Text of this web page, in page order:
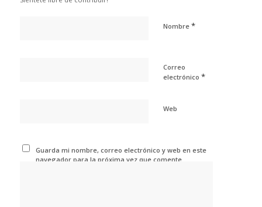
Nombre *
Correo
electrónico *
Web
Guarda mi nombre, correo electrónico y web en este
navegador para la próxima vez que comente.